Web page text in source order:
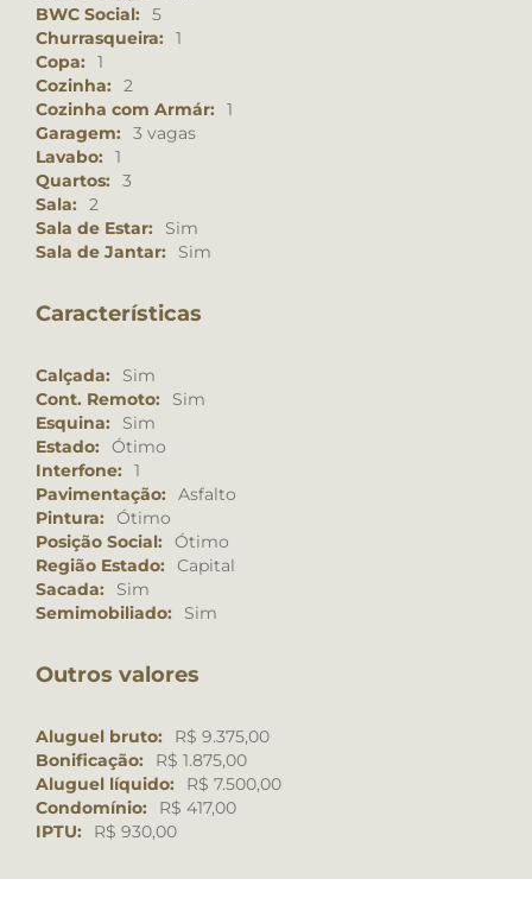
BWC Social:
5
Churrasqueira:
1
Copa:
1
Cozinha:
2
Cozinha com Armár:
1
Garagem:
3 vagas
Lavabo:
1
Quartos:
3
Sala:
2
Sala de Estar:
Sim
Sala de Jantar:
Sim
Características
Calçada:
Sim
Cont. Remoto:
Sim
Esquina:
Sim
Estado:
Ótimo
Interfone:
1
Pavimentação:
Asfalto
Pintura:
Ótimo
Posição Social:
Ótimo
Região Estado:
Capital
Sacada:
Sim
Semimobiliado:
Sim
Outros valores
Aluguel bruto:
R$ 9.375,00
Bonificação:
R$ 1.875,00
Aluguel líquido:
R$ 7.500,00
Condomínio:
R$ 417,00
IPTU:
R$ 930,00